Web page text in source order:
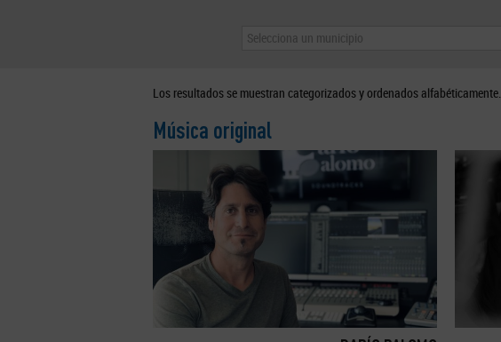
Selecciona un municipio
Los resultados se muestran categorizados y ordenados alfabéticamente.
Música original